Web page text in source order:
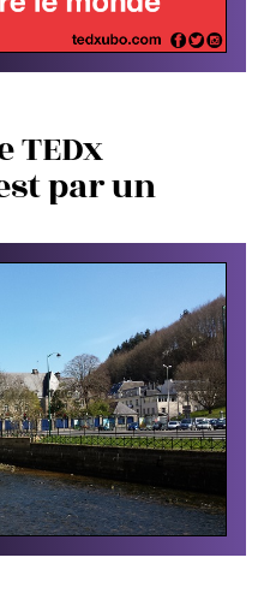
TEDx
par un